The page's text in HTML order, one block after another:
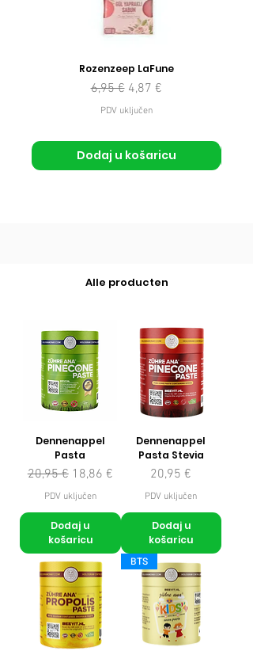
Rozenzeep LaFune
Redovna cijena
6,95 € Cijena s popustom
4,87 €
PDV uključen
Dodaj u košaricu
Alle producten
Dennenappel
Pasta
Redovna cijena
20,95 € Cijena s popustom
18,86 €
PDV uključen
Dodaj u
košaricu
Dennenappel
Pasta Stevia
Cijena
20,95 €
PDV uključen
Dodaj u
košaricu
BTS